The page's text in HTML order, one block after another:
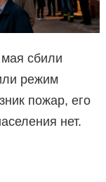
сбили
режим
пожар, его
нет.